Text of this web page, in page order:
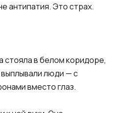
антипатия. Это страх.
стояла в белом коридоре,
люди — с
вместо глаз.